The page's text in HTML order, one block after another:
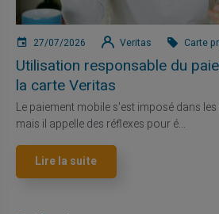
27/07/2026 Veritas Carte
Utilisation responsable du
la carte Veritas
Le paiement mobile s'est imposé dans
mais il appelle des réflexes pour é...
Lire la suite